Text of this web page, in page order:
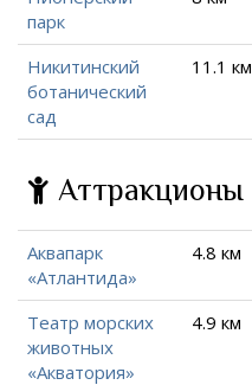
парк
Никитинский
ботанический
сад
11.1 км
Аттракционы
Аквапарк
«Атлантида»
4.8 км
Театр морских
животных
«Акватория»
4.9 км